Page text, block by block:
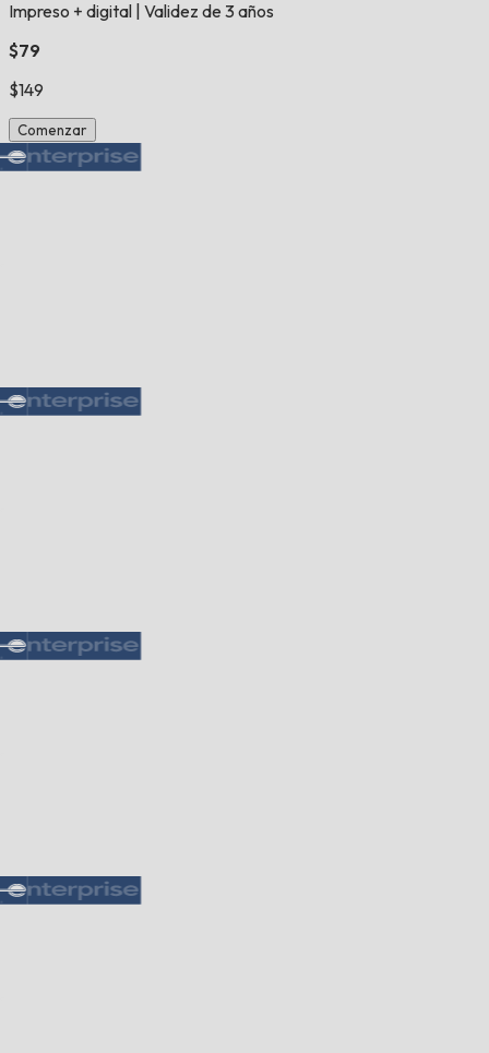
Impreso + digital Validez de 3 años
$79
$149
Comenzar